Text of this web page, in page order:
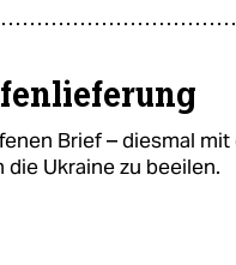
Brief – diesmal mit
Ukraine zu beeilen.